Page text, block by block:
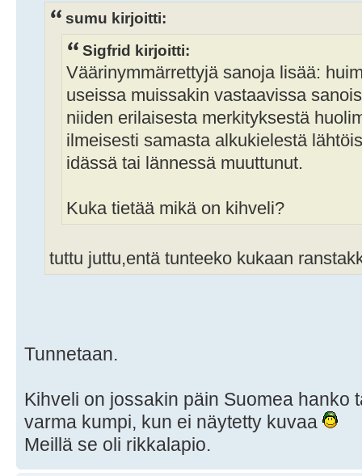
sumu kirjoitti:
Sigfrid kirjoitti:
Väärinymmärrettyjä sanoja lisää:
useissa muissakin vastaavissa
niiden erilaisesta merkityksestä
ilmeisesti samasta alkukielestä
idässä tai lännessä muuttunut.
Kuka tietää mikä on kihveli?
tuttu juttu,entä tunteeko kukaan
Tunnetaan.
Kihveli on jossakin päin Suomea hanko
varma kumpi, kun ei näytetty kuvaa
Meillä se oli rikkalapio.